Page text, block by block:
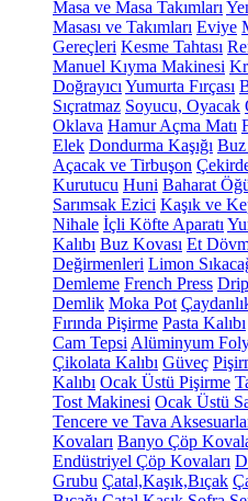
Masa ve Masa Takımları
Masası ve Takımları Eviye
Gereçleri Kesme Tahtası
Manuel Kıyma Makinesi
Doğrayıcı Yumurta Fırçası
Sıçratmaz Soyucu, Oyacak
Oklava Hamur Açma Matı
Elek Dondurma Kaşığı Buz
Açacak ve Tirbuşon
Kurutucu Huni Baharat
Sarımsak Ezici Kaşık ve
Nihale İçli Köfte Aparatı
Kalıbı Buz Kovası Et
Değirmenleri Limon
Demleme French Press
Demlik Moka Pot
Fırında Pişirme Pasta Kalıbı
Cam Tepsi Alüminyum
Çikolata Kalıbı Güveç
Kalıbı Ocak Üstü Pişirme
Tost Makinesi Ocak Üstü
Tencere ve Tava
Kovaları Banyo Çöp
Endüstriyel Çöp Kovaları
Grubu Çatal,Kaşık,Bıçak